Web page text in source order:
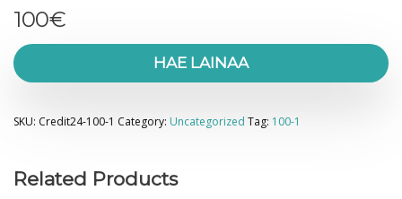
100€
HAE LAINAA
SKU: Credit24-100-1 Category: Uncategorized Tag: 100-1
Related Products